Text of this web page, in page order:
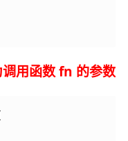
用函数 fn 的参数